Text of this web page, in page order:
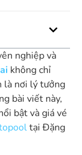
nghiệp và
không chỉ
là nơi lý tưởng
bài viết này,
bật và giá vé
tại Đặng